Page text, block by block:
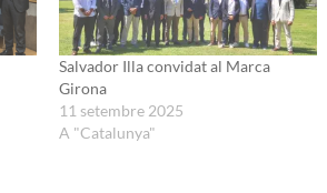
Salvador Illa convidat al Marca
Girona
11 setembre 2025
A "Catalunya"